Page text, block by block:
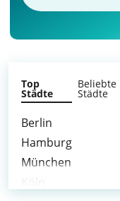
Top
Städte
Beliebte
Städte
Berlin
Hamburg
München